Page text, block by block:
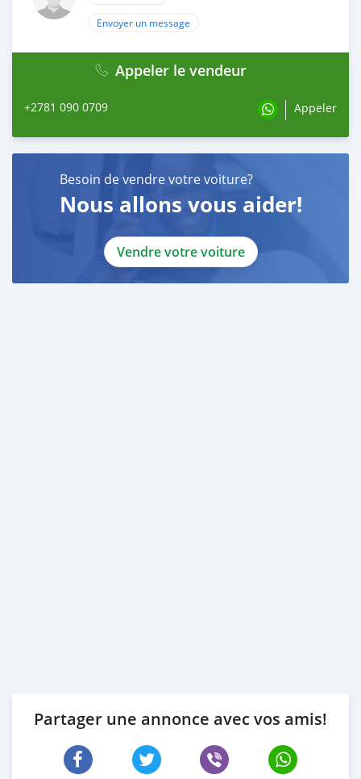
Envoyer un message
Appeler le vendeur
+2781 090 0709 Appeler
Besoin de vendre votre voiture?
Nous allons vous aider!
Vendre votre voiture
Partager une annonce avec vos amis!